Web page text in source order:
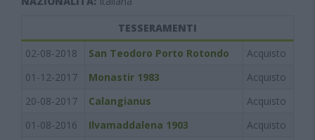
TESSERAMENTI
02-08-2018
San Teodoro Porto Rotondo
Acquisto
01-12-2017
Monastir 1983
Acquisto
20-08-2017
Calangianus
Acquisto
01-08-2016
Ilvamaddalena 1903
Acquisto